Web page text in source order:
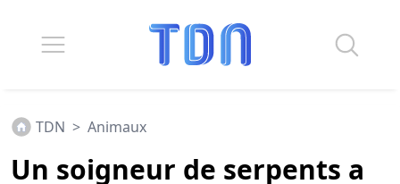
TDN > Animaux
Un soigneur de serpents a